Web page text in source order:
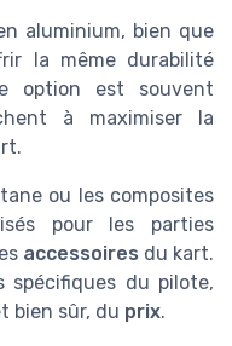
aluminium, bien que
la même durabilité
option est souvent
à maximiser la
ou les composites
pour les parties
accessoires du kart.
spécifiques du pilote,
bien sûr, du prix.